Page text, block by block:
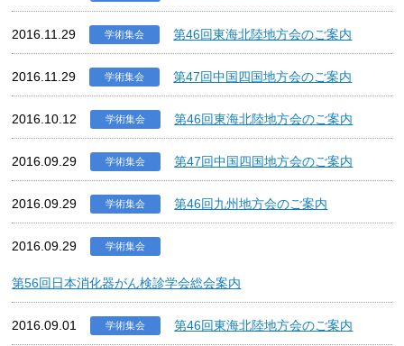
2016.11.29 学術集会 第46回東海北陸地方会のご案内
2016.11.29 学術集会 第47回中国四国地方会のご案内
2016.10.12 学術集会 第46回東海北陸地方会のご案内
2016.09.29 学術集会 第47回中国四国地方会のご案内
2016.09.29 学術集会 第46回九州地方会のご案内
2016.09.29 学術集会
第56回日本消化器がん検診学会総会案内
2016.09.01 学術集会 第46回東海北陸地方会のご案内